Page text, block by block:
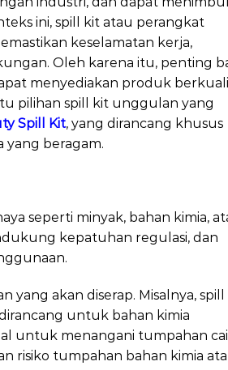
ini, spill kit atau perangkat
keselamatan kerja,
Oleh karena itu, penting
menyediakan produk
pilihan spill kit unggulan yang
Spill Kit, yang dirancang khusus
beragam.
seperti minyak, bahan kimia,
kepatuhan regulasi, dan
yang akan diserap. Misalnya,
untuk bahan kimia
untuk menangani tumpahan
risiko tumpahan bahan kimia